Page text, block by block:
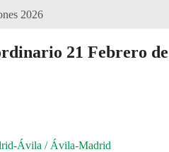
2026
21 Febrero de
Ávila / Ávila-Madrid